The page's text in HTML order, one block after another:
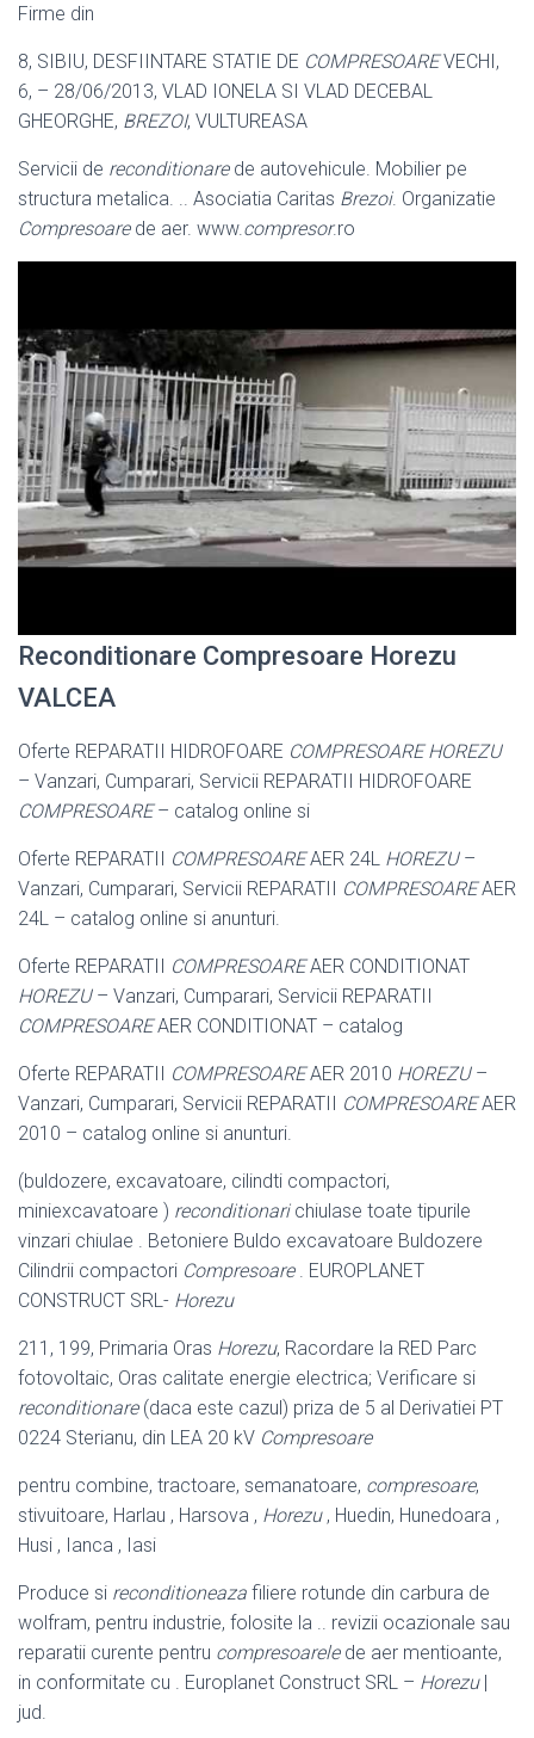
Firme din
8, SIBIU, DESFIINTARE STATIE DE COMPRESOAREVECHI,
6, – 28/06/2013, VLAD IONELA SI VLAD DECEBAL
GHEORGHE, BREZOI, VULTUREASA
Servicii de reconditionarede autovehicule. Mobilier pe
structura metalica. .. Asociatia Caritas Brezoi. Organizatie
Compresoarede aer. www. compresor.ro
Reconditionare Compresoare Horezu
VALCEA
Oferte REPARATII HIDROFOARE COMPRESOARE HOREZU
– Vanzari, Cumparari, Servicii REPARATII HIDROFOARE
COMPRESOARE– catalog online si
Oferte REPARATII COMPRESOAREAER 24L HOREZU–
Vanzari, Cumparari, Servicii REPARATII
COMPRESOAREAER
24L – catalog online si anunturi.
Oferte REPARATII COMPRESOAREAER CONDITIONAT
HOREZU– Vanzari, Cumparari, Servicii REPARATII
COMPRESOAREAER CONDITIONAT – catalog
Oferte REPARATII COMPRESOAREAER 2010 HOREZU–
Vanzari, Cumparari, Servicii REPARATII
COMPRESOAREAER
2010 – catalog online si anunturi.
(buldozere, excavatoare, cilindti compactori,
miniexcavatoare ) reconditionarichiulase toate tipurile
vinzari chiulae . Betoniere Buldo excavatoare Buldozere
Cilindrii compactori Compresoare. EUROPLANET
CONSTRUCT SRL- Horezu
211, 199, Primaria Oras Horezu, Racordare la RED Parc
fotovoltaic, Oras calitate energie electrica; Verificare si
reconditionare(daca este cazul) priza de 5 al Derivatiei PT
0224 Sterianu, din LEA 20 kV Compresoare
pentru combine, tractoare, semanatoare, compresoare,
stivuitoare, Harlau , Harsova , Horezu, Huedin, Hunedoara ,
Husi , Ianca , Iasi
Produce si reconditioneaza filiere rotunde din carbura de
wolfram, pentru industrie, folosite la .. revizii ocazionale sau
reparatii curente pentru compresoarelede aer mentioante,
in conformitate cu . Europlanet Construct SRL – Horezu|
jud.